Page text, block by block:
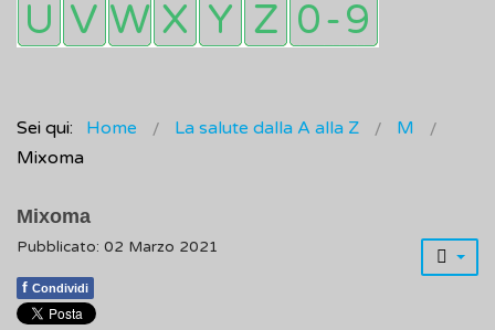
Sei qui: Home La salute dalla A alla Z
M
Mixoma
Mixoma
Pubblicato: 02 Marzo 2021
f Condividi